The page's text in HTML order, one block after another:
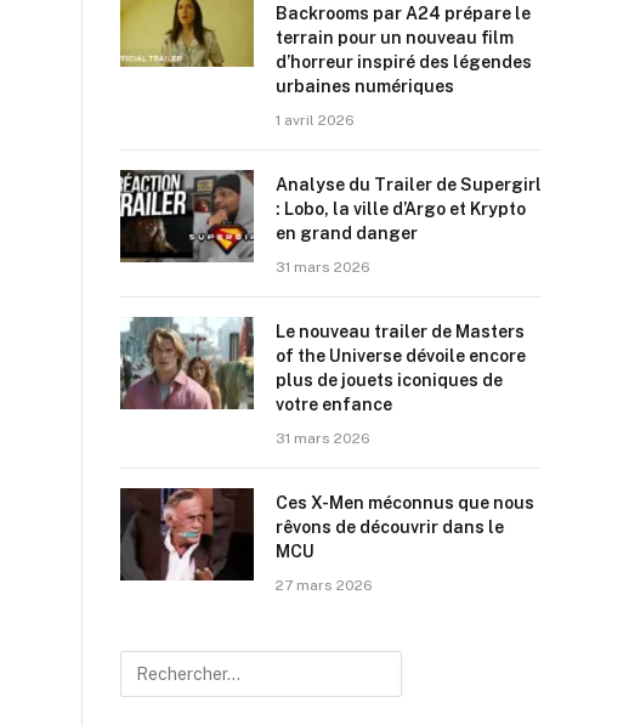
Backrooms par A24 prépare le
terrain pour un nouveau film
d’horreur inspiré des légendes
urbaines numériques
1 avril 2026
Analyse du Trailer de Supergirl
: Lobo, la ville d’Argo et Krypto
en grand danger
31 mars 2026
Le nouveau trailer de Masters
of the Universe dévoile encore
plus de jouets iconiques de
votre enfance
31 mars 2026
Ces X-Men méconnus que nous
rêvons de découvrir dans le
MCU
27 mars 2026